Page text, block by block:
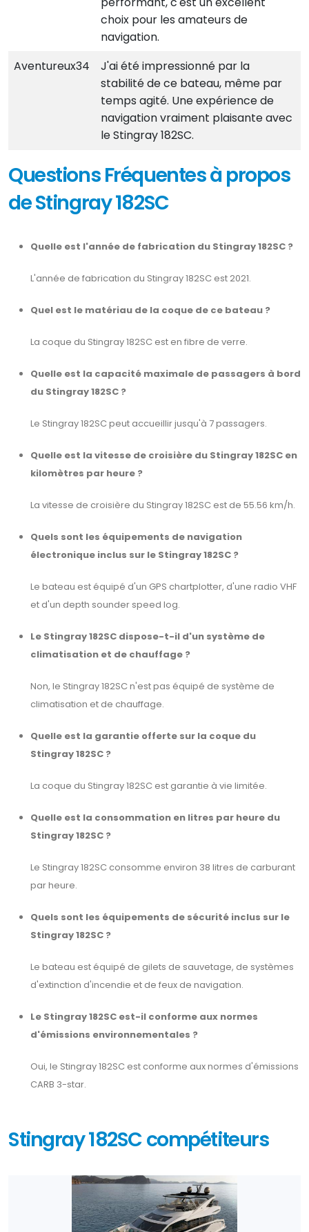
choix pour les amateurs de
navigation.
Aventureux34
J'ai été impressionné par la
stabilité de ce bateau, même par
temps agité. Une expérience de
navigation vraiment plaisante avec
le Stingray 182SC.
Questions Fréquentes à propos
de Stingray 182SC
Quelle est l'année de fabrication du Stingray 182SC ?
L'année de fabrication du Stingray 182SC est 2021.
Quel est le matériau de la coque de ce bateau ?
La coque du Stingray 182SC est en fibre de verre.
Quelle est la capacité maximale de passagers à bord
du Stingray 182SC ?
Le Stingray 182SC peut accueillir jusqu'à 7 passagers.
Quelle est la vitesse de croisière du Stingray 182SC en
kilomètres par heure ?
La vitesse de croisière du Stingray 182SC est de 55.56 km/h.
Quels sont les équipements de navigation
électronique inclus sur le Stingray 182SC ?
Le bateau est équipé d'un GPS chartplotter, d'une radio VHF
et d'un depth sounder speed log.
Le Stingray 182SC dispose-t-il d'un système de
climatisation et de chauffage ?
Non, le Stingray 182SC n'est pas équipé de système de
climatisation et de chauffage.
Quelle est la garantie offerte sur la coque du
Stingray 182SC ?
La coque du Stingray 182SC est garantie à vie limitée.
Quelle est la consommation en litres par heure du
Stingray 182SC ?
Le Stingray 182SC consomme environ 38 litres de carburant
par heure.
Quels sont les équipements de sécurité inclus sur le
Stingray 182SC ?
Le bateau est équipé de gilets de sauvetage, de systèmes
d'extinction d'incendie et de feux de navigation.
Le Stingray 182SC est-il conforme aux normes
d'émissions environnementales ?
Oui, le Stingray 182SC est conforme aux normes d'émissions
CARB 3-star.
Stingray 182SC compétiteurs